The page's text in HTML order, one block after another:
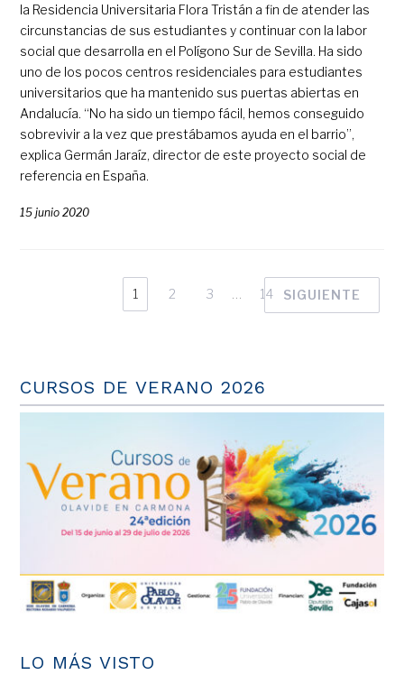
la Residencia Universitaria Flora Tristán a fin de atender las
circunstancias de sus estudiantes y continuar con la labor
social que desarrolla en el Polígono Sur de Sevilla. Ha sido
uno de los pocos centros residenciales para estudiantes
universitarios que ha mantenido sus puertas abiertas en
Andalucía. “No ha sido un tiempo fácil, hemos conseguido
sobrevivir a la vez que prestábamos ayuda en el barrio”,
explica Germán Jaraíz, director de este proyecto social de
referencia en España.
15 junio 2020
1 2 3 14 SIGUIENTE
CURSOS DE VERANO 2026
LO MÁS VISTO